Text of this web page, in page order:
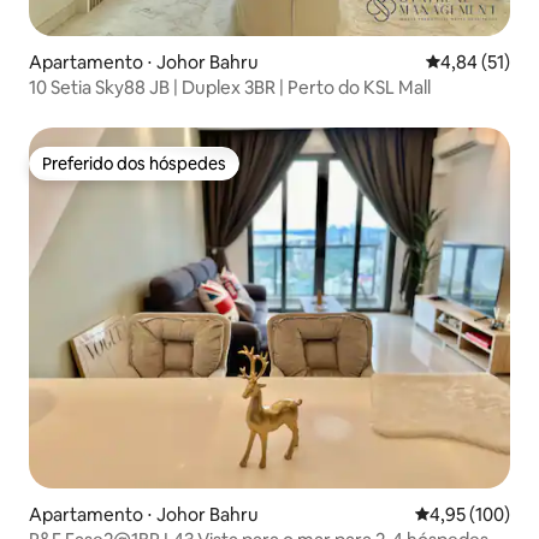
Apartamento ⋅ Johor Bahru 4,84 de uma
4,84 (51)
10 Setia Sky88 JB | Duplex 3BR | Perto do KSL Mall
Preferido dos hóspedes
Preferido dos hóspedes
Apartamento ⋅ Johor Bahru 4,95 de uma
4,95 (100)